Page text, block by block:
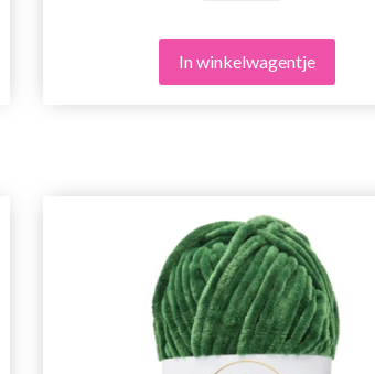
In winkelwagentje